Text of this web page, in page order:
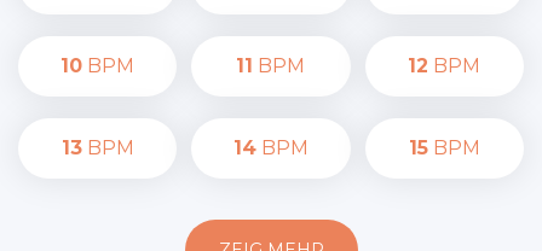
10 BPM 11 BPM 12 BPM
13BPM 14BPM 15BPM